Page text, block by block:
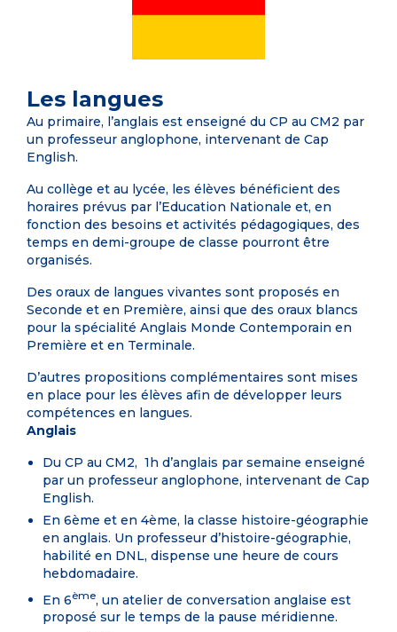
Les langues
Au primaire, l’anglais est enseigné du CP au CM2 par
un professeur anglophone, intervenant de Cap
English.
Au collège et au lycée, les élèves bénéficient des
horaires prévus par l’Education Nationale et, en
fonction des besoins et activités pédagogiques, des
temps en demi-groupe de classe pourront être
organisés.
Des oraux de langues vivantes sont proposés en
Seconde et en Première, ainsi que des oraux blancs
pour la spécialité Anglais Monde Contemporain en
Première et en Terminale.
D’autres propositions complémentaires sont mises
en place pour les élèves afin de développer leurs
compétences en langues.
Anglais
Du CP au CM2, 1h d’anglais par semaine enseigné
par un professeur anglophone, intervenant de Cap
English.
En 6ème et en 4ème, la classe histoire-géographie
en anglais. Un professeur d’histoire-géographie,
habilité en DNL, dispense une heure de cours
hebdomadaire.
En 6ème, un atelier de conversation anglaise est
proposé sur le temps de la pause méridienne.